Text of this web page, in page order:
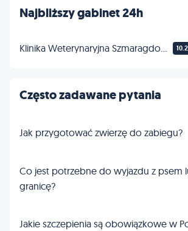
Najbliższy gabinet 24h
Często zadawane pytania
Jak przygotować zwierzę do zabiegu?
Co jest potrzebne do wyjazdu z psem
granicę?
Jakie szczepienia są obowiązkowe w